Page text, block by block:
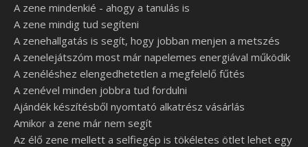
A zene mindenkié - ahogy a tanulás is
A zene mindig tud segíteni
A zenehallgatás is segít, hogy jobban menjen a metszés
A zenelejátszóm most már napelemes energiával működik
A zenéléshez elengedhetetlen a megfelelő fűtés
A zenével minden jobbra tud fordulni
Ajándék készítésből nyomtató alkatrész vásárlás
Amikor a zene már nem segít
Az élő zene mellett a selfiegép is tökéletes ötlet lehet egy